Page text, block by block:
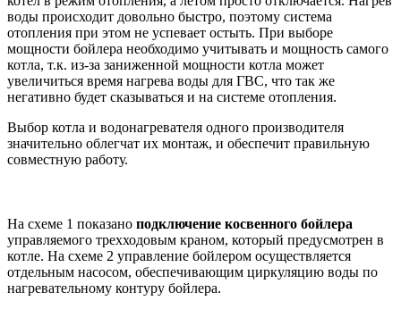
воды происходит довольно быстро, поэтому система
отопления при этом не успевает остыть. При выборе
мощности бойлера необходимо учитывать и мощность самого
котла, т.к. из-за заниженной мощности котла может
увеличиться время нагрева воды для ГВС, что так же
негативно будет сказываться и на системе отопления.
Выбор котла и водонагревателя одного производителя
значительно облегчат их монтаж, и обеспечит правильную
совместную работу.
На схеме 1 показано подключение косвенного бойлера
управляемого трехходовым краном, который предусмотрен в
котле. На схеме 2 управление бойлером осуществляется
отдельным насосом, обеспечивающим циркуляцию воды по
нагревательному контуру бойлера.